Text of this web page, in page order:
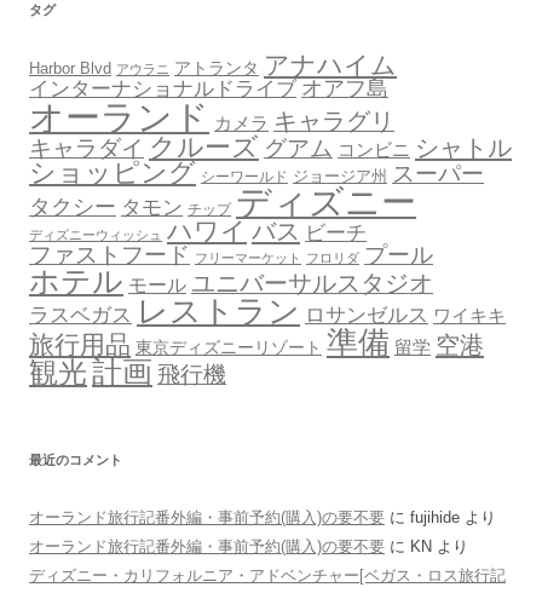
タグ
Harbor Blvd アウラニ アトランタ アナハイム
インターナショナルドライブ オアフ島
オーランド カメラ キャラグリ
キャラダイ クルーズ グアム コンビニ シャトル
ショッピング シーワールド ジョージア州 スーパー
タクシー タモン チップ ディズニー
ディズニーウィッシュ ハワイ バス ビーチ
ファストフード フリーマーケット フロリダ プール
ホテル モール ユニバーサルスタジオ
ラスベガス レストラン ロサンゼルス ワイキキ
旅行用品 東京ディズニーリゾート 準備 留学 空港
観光計画 飛行機
最近のコメント
オーランド旅行記番外編・事前予約(購入)の要不要 に fujihide より
オーランド旅行記番外編・事前予約(購入)の要不要 に KN より
ディズニー・カリフォルニア・アドベンチャー[ベガス・ロス旅行記